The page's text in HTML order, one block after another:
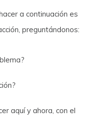
a continuación es
preguntándonos:
aquí y ahora, con el